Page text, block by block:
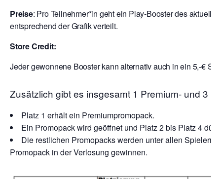
Preise: Pro Teilnehmer*in geht ein Play-Booster des
entsprechend der Grafik verteilt.
Store Credit:
Jeder gewonnene Booster kann alternativ auch in ein 5,-€
Zusätzlich gibt es insgesamt 1 Premium- und 3
Platz 1 erhält ein Premiumpromopack.
Ein Promopack wird geöffnet und Platz 2 bis Platz 4
Die restlichen Promopacks werden unter allen Spielern
Promopack in der Verlosung gewinnen.